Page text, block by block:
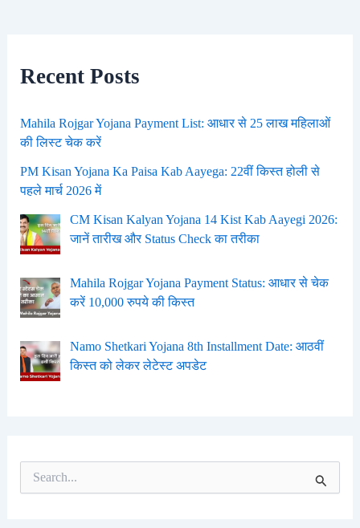
Recent Posts
Mahila Rojgar Yojana Payment List: आधार से 25 लाख महिलाओं
की लिस्ट चेक करें
PM Kisan Yojana Ka Paisa Kab Aayega: 22वीं किस्त होली से
पहले मार्च 2026 में
CM Kisan Kalyan Yojana 14 Kist Kab Aayegi 2026:
जानें तारीख और Status Check का तरीका
Mahila Rojgar Yojana Payment Status: आधार से चेक
करें 10,000 रुपये की किस्त
Namo Shetkari Yojana 8th Installment Date: आठवीं
किस्त को लेकर लेटेस्ट अपडेट